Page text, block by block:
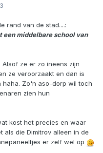
rand van de stad....:
een middelbare school van
ze er zo ineens zijn
ze veroorzaakt en dan is
haha. Zo'n aso-dorp wil toch
zien hun
kost het precies en waar
als die Dimitrov alleen in de
er zelf wel op